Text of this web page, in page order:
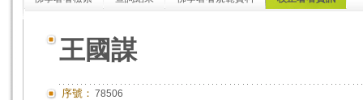
王國謀
序號： 78506